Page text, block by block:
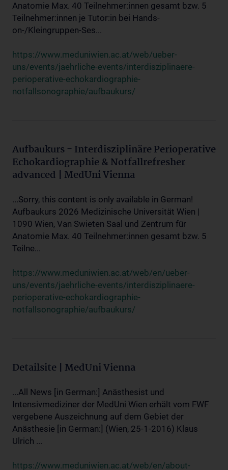
Anatomie Max. 40 Teilnehmer:innen gesamt bzw. 5
Teilnehmer:innen je Tutor:in bei Hands-
on-/Kleingruppen-Ses...
https://www.meduniwien.ac.at/web/ueber-
uns/events/jaehrliche-events/interdisziplinaere-
perioperative-echokardiographie-
notfallsonographie/aufbaukurs/
Aufbaukurs - Interdisziplinäre Perioperative
Echokardiographie & Notfallrefresher
advanced | MedUni Vienna
...Sorry, this content is only available in German!
Aufbaukurs 2026 Medizinische Universität Wien |
1090 Wien, Van Swieten Saal und Zentrum für
Anatomie Max. 40 Teilnehmer:innen gesamt bzw. 5
Teilne...
https://www.meduniwien.ac.at/web/en/ueber-
uns/events/jaehrliche-events/interdisziplinaere-
perioperative-echokardiographie-
notfallsonographie/aufbaukurs/
Detailsite | MedUni Vienna
...All News [in German:] Anästhesist und
Intensivmediziner der MedUni Wien erhält vom FWF
vergebene Auszeichnung auf dem Gebiet der
Anästhesie [in German:] (Wien, 25-1-2016) Klaus
Ulrich ...
https://www.meduniwien.ac.at/web/en/about-